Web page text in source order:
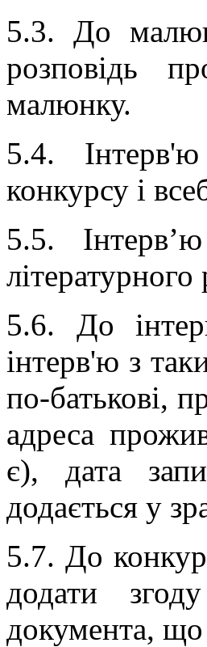
5.3. До
розповідь
малюнку.
5.4.
конкурсу і
5.5.
5.6. До
інтерв'ю з
по-батькові,
адреса
є), дата
додається у
5.7. До
додати
документа, що